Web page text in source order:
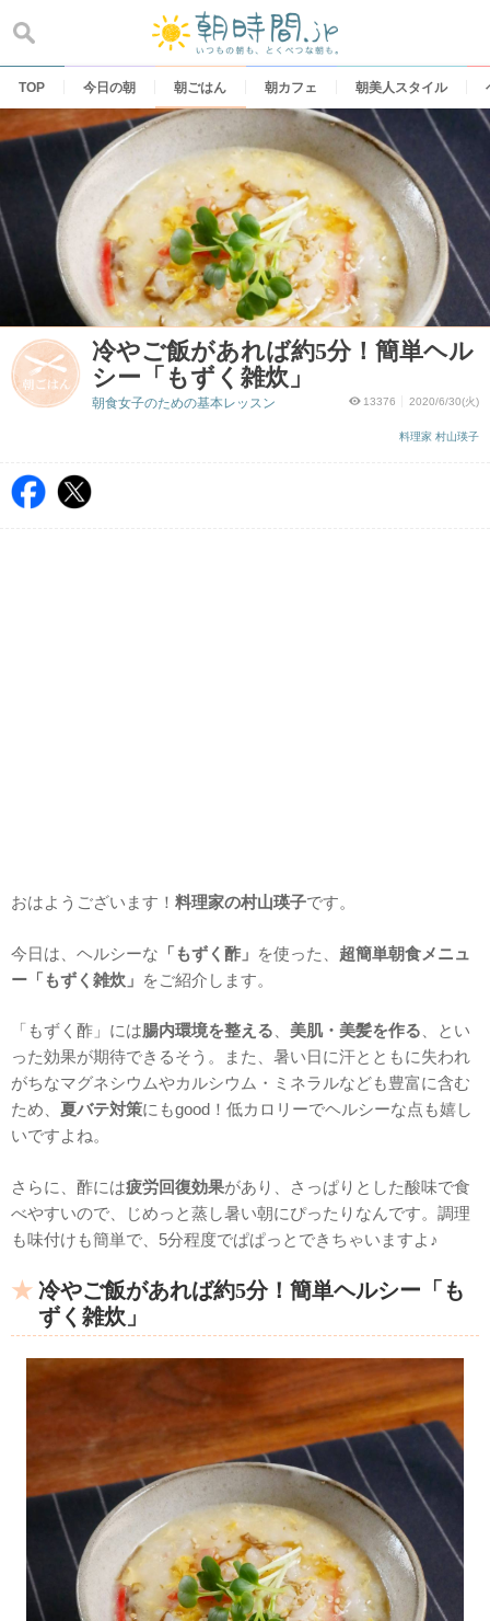
content
TOP 今日の朝 朝ごはん 朝カフェ 朝美人スタイル
冷やご飯があれば約5分！簡単ヘル
シー「もずく雑炊」
13376 2020/6/30(火)
料理家 村山瑛子
朝食女子のための基本レッスン
おはようございます！ 料理家の村山瑛子です。
今日は、ヘルシーな 「もずく酢」 を使った、 超簡単朝食メニュ
ー「もずく雑炊」 をご紹介します。
「もずく酢」には腸内環境を整える 美肌・美髪を作る 、とい
った効果が期待できるそう。また、暑い日に汗とともに失われ
がちなマグネシウムやカルシウム・ミネラルなども豊富に含む
ため、 夏バテ対策にもgood！低カロリーでヘルシーな点も嬉し
いですよね。
さらに、酢には疲労回復効果があり、さっぱりとした酸味で食
べやすいので、じめっと蒸し暑い朝にぴったりなんです。調理
も味付けも簡単で、5分程度でぱぱっとできちゃいますよ♪
冷やご飯があれば約5分！簡単ヘルシー「も
ずく雑炊」